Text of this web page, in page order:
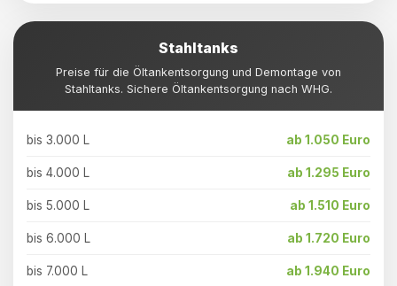
Stahltanks
Preise für die Öltankentsorgung und Demontage von
Stahltanks. Sichere Öltankentsorgung nach WHG.
bis 3.000 L ab 1.050 Euro
bis 4.000 L ab 1.295 Euro
bis 5.000 L ab 1.510 Euro
bis 6.000 L ab 1.720 Euro
bis 7.000 L ab 1.940 Euro